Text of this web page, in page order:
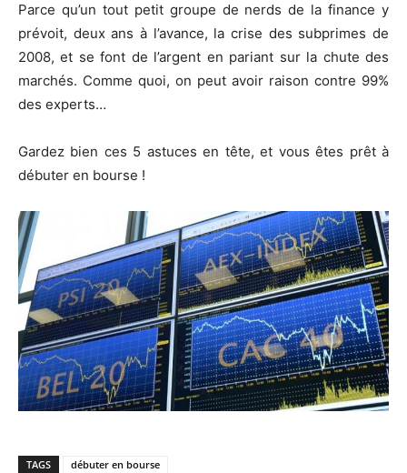
Parce qu’un tout petit groupe de nerds de la finance y
prévoit, deux ans à l’avance, la crise des subprimes de
2008, et se font de l’argent en pariant sur la chute des
marchés. Comme quoi, on peut avoir raison contre 99%
des experts…
Gardez bien ces 5 astuces en tête, et vous êtes prêt à
débuter en bourse !
TAGS débuter en bourse